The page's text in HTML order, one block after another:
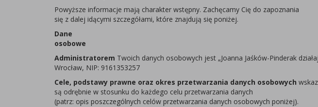
Powyższe informacje mają charakter wstępny. Zachęcamy Cię do zapoznania
się z dalej idącymi szczegółami, które znajdują się poniżej.
Dane
osobowe
Administratorem Twoich danych osobowych jest „Joanna Jaśków-Pinderak
Wrocław, NIP: 9161353257
Cele, podstawy prawne oraz okres przetwarzania danych osobowych
są odrębnie w stosunku do każdego celu przetwarzania danych
(patrz: opis poszczególnych celów przetwarzania danych osobowych poniżej).